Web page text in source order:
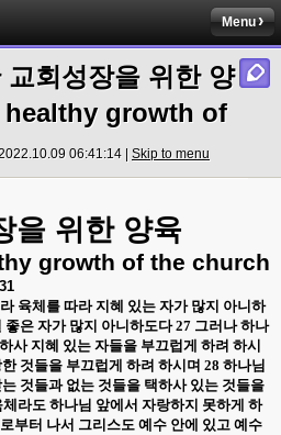
Menu
교회성장을 위한 양
growth of
06:41:14 | Skip to menu
을 위한 양육
growth of the church
육체를 따라 지혜 있는 자가 많지 아니하
좋은 자가 많지 아니하도다27 그러나 하나
사 지혜 있는 자들을 부끄럽게 하려 하시
것들을 부끄럽게 하려 하시며 28 하나님
것들과 없는 것들을 택하사 있는 것들을
체라도 하나님 앞에서 자랑하지 못하게 하
부터 나서 그리스도 예수 안에 있고 예수